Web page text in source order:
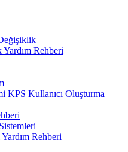
Rehberi
KPS Kullanıcı Oluşturma
Rehberi